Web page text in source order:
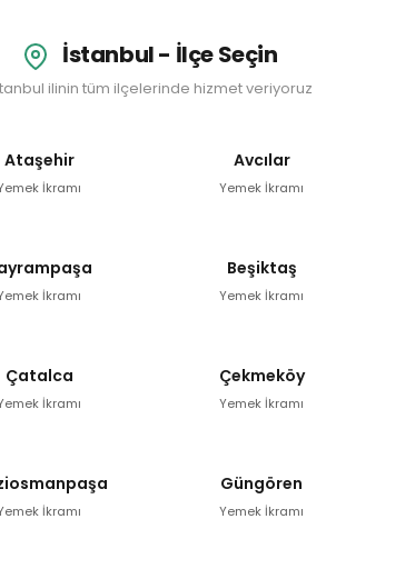
İstanbul - İlçe Seçin
ilinin tüm ilçelerinde hizmet veriyoruz
Ataşehir
İkramı
Avcılar
Yemek İkramı
İkramı
Beşiktaş
Yemek İkramı
Çatalca
İkramı
Çekmeköy
Yemek İkramı
İkramı
Güngören
Yemek İkramı